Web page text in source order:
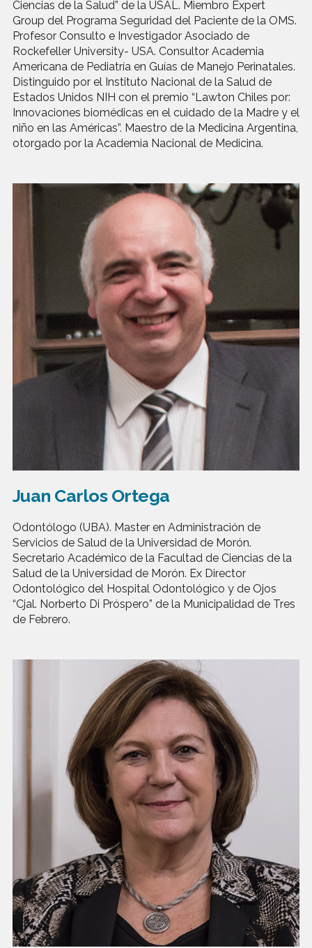
Ciencias de la Salud” de la USAL. Miembro Expert
Group del Programa Seguridad del Paciente de la OMS.
Profesor Consulto e Investigador Asociado de
Rockefeller University- USA. Consultor Academia
Americana de Pediatría en Guías de Manejo Perinatales.
Distinguido por el Instituto Nacional de la Salud de
Estados Unidos NIH con el premio “Lawton Chiles por:
Innovaciones biomédicas en el cuidado de la Madre y el
niño en las Américas”. Maestro de la Medicina Argentina,
otorgado por la Academia Nacional de Medicina.
Juan Carlos Ortega
Odontólogo (UBA). Master en Administración de
Servicios de Salud de la Universidad de Morón.
Secretario Académico de la Facultad de Ciencias de la
Salud de la Universidad de Morón. Ex Director
Odontológico del Hospital Odontológico y de Ojos
“Cjal. Norberto Di Próspero” de la Municipalidad de Tres
de Febrero.